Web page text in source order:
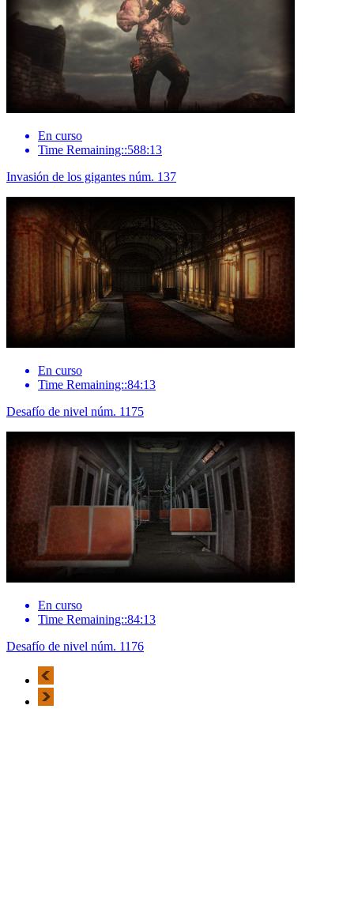
En curso
Time Remaining::588:13
Invasión de los gigantes núm. 137
En curso
Time Remaining::84:13
Desafío de nivel núm. 1175
En curso
Time Remaining::84:13
Desafío de nivel núm. 1176